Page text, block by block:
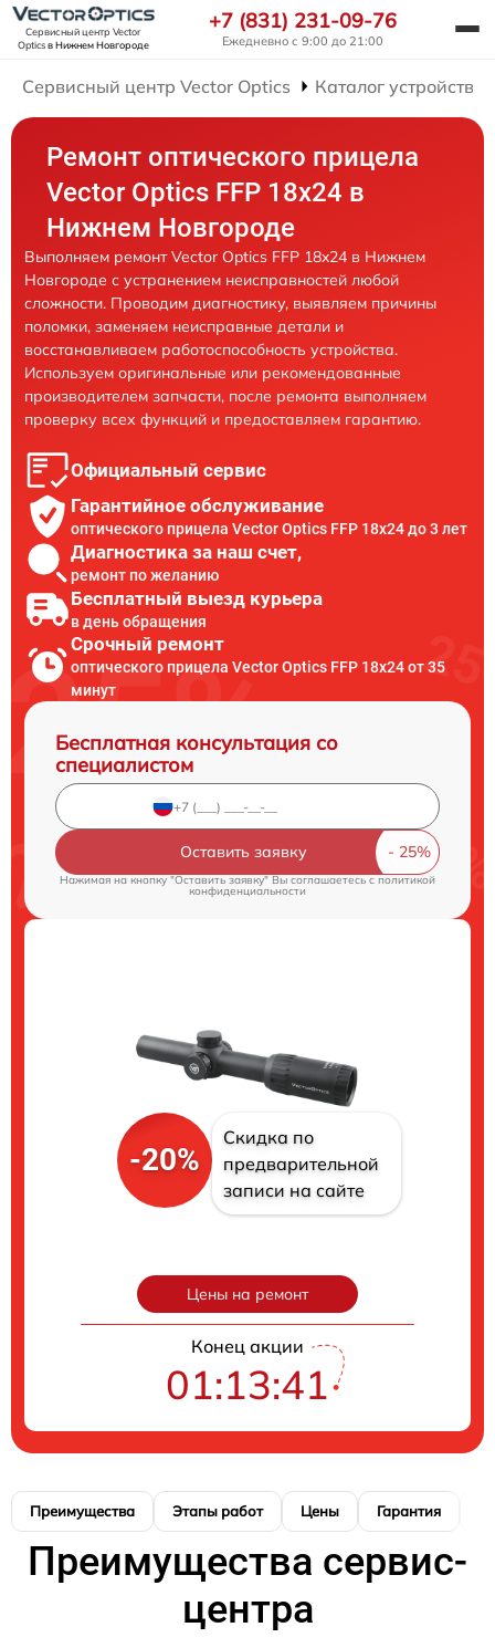
Сервисный центр Vector
Opticsв Нижнем Новгороде
+7 (831) 231-09-76
Ежедневно с 9:00 до 21:00
Сервисный центр Vector Optics Каталог устройств
Ремонт оптического прицела
Vector Optics FFP 18x24 в
Нижнем Новгороде
Выполняем ремонт Vector Optics FFP 18x24 в Нижнем
Новгороде с устранением неисправностей любой
сложности. Проводим диагностику, выявляем причины
поломки, заменяем неисправные детали и
восстанавливаем работоспособность устройства.
Используем оригинальные или рекомендованные
производителем запчасти, после ремонта выполняем
проверку всех функций и предоставляем гарантию.
Официальный сервис
Гарантийное обслуживание
оптического прицела Vector Optics FFP 18x24 до 3 лет
Диагностика за наш счет,
ремонт по желанию
Бесплатный выезд курьера
в день обращения
Срочный ремонт
оптического прицела Vector Optics FFP 18x24 от 35
минут
Бесплатная консультация со
специалистом
Оставить заявку
Нажимая на кнопку "Оставить заявку" Вы соглашаетесь c политикой
конфиденциальности
-20%
Скидка по
предварительной
записи на сайте
Цены на ремонт
Конец акции
01:13:40
Преимущества Этапы работ Цены Гарантия
Преимущества сервис-
центра